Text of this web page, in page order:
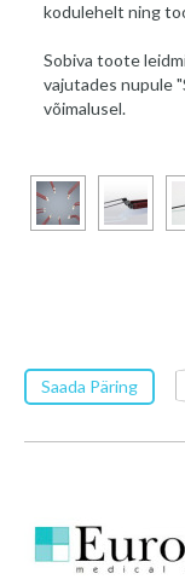
kodulehelt ning
Sobiva toote
vajutades nupule
võimalusel.
Saada Päring